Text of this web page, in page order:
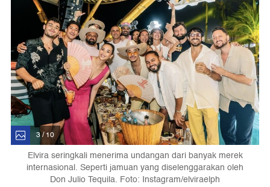
3 / 10
Elvira seringkali menerima undangan dari banyak merek
internasional. Seperti jamuan yang diselenggarakan oleh
Don Julio Tequila. Foto: Instagram/elviraelph